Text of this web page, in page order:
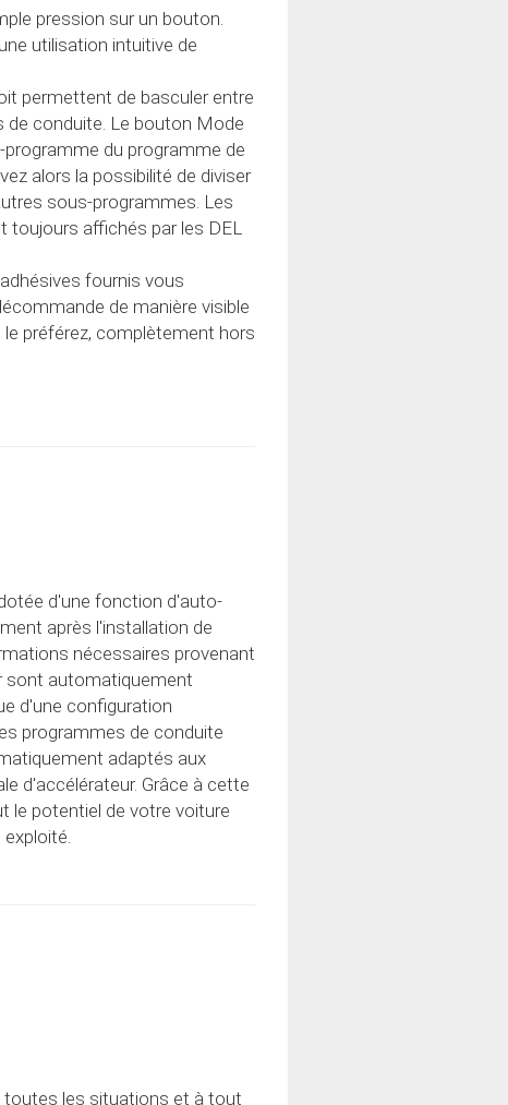
pression sur un bouton.
utilisation intuitive de
permettent de basculer entre
conduite. Le bouton Mode
du programme de
alors la possibilité de diviser
sous-programmes. Les
affichés par les DEL
fournis vous
de manière visible
préférez, complètement hors
d'une fonction d'auto-
après l'installation de
nécessaires provenant
sont automatiquement
d'une configuration
programmes de conduite
adaptés aux
d'accélérateur. Grâce à cette
le potentiel de votre voiture
toutes les situations et à tout